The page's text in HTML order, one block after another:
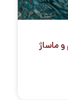
ماساژ